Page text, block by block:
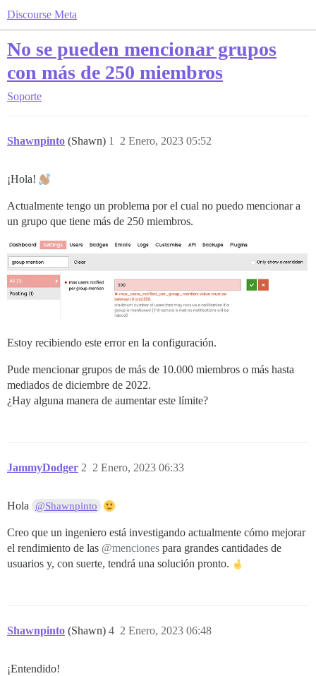
Discourse Meta
No se pueden mencionar grupos
con más de 250 miembros
Soporte
Shawnpinto (Shawn) 2 Enero, 2023 05:52
1
¡Hola!
Actualmente tengo un problema por el cual no puedo mencionar a
un grupo que tiene más de 250 miembros.
Estoy recibiendo este error en la configuración.
Pude mencionar grupos de más de 10.000 miembros o más hasta
mediados de diciembre de 2022.
¿Hay alguna manera de aumentar este límite?
JammyDodger 2 Enero, 2023 06:33
2
Hola @Shawnpinto
Creo que un ingeniero está investigando actualmente cómo mejorar
el rendimiento de las @menciones para grandes cantidades de
usuarios y, con suerte, tendrá una solución pronto.
Shawnpinto (Shawn) 2 Enero, 2023 06:48
4
¡Entendido!